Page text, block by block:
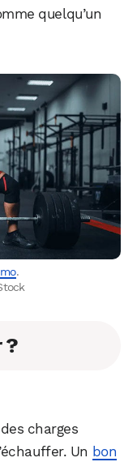
quelqu’un
.
?
charges
Un bon